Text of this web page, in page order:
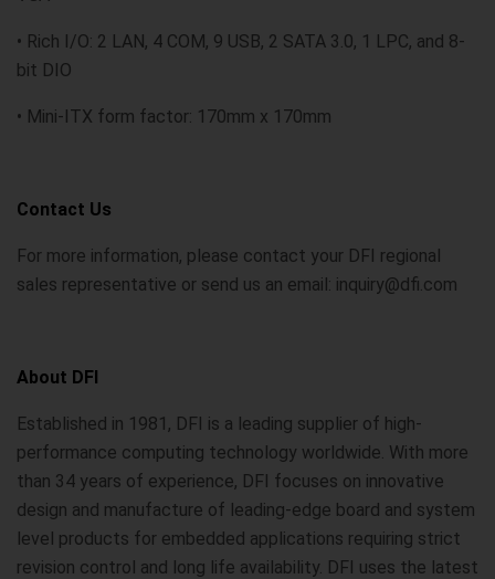
• Rich I/O: 2 LAN, 4 COM, 9 USB, 2 SATA 3.0, 1 LPC, and 8-
bit DIO
• Mini-ITX form factor: 170mm x 170mm
Contact Us
For more information, please contact your DFI regional
sales representative or send us an email: inquiry@dfi.com
About DFI
Established in 1981, DFI is a leading supplier of high-
performance computing technology worldwide. With more
than 34 years of experience, DFI focuses on innovative
design and manufacture of leading-edge board and system
level products for embedded applications requiring strict
revision control and long life availability. DFI uses the latest